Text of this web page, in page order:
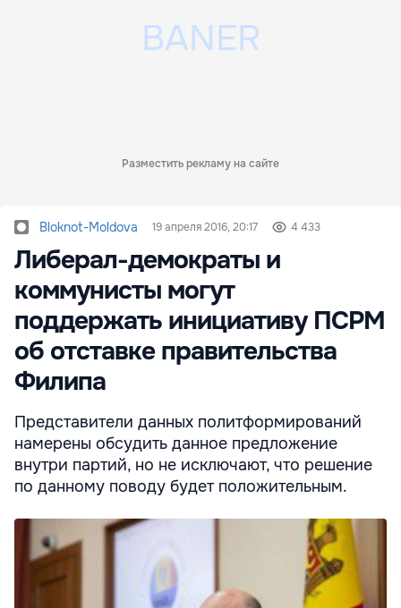
Разместить рекламу на сайте
Bloknot-Moldova 19 апреля 2016, 20:17 4 433
Либерал-демократы и
коммунисты могут
поддержать инициативу ПСРМ
об отставке правительства
Филипа
Представители данных политформирований
намерены обсудить данное предложение
внутри партий, но не исключают, что решение
по данному поводу будет положительным.